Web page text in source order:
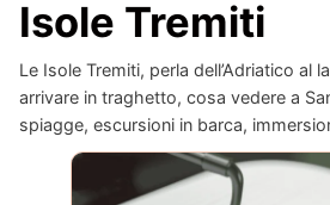
Isole Tremiti
Le Isole Tremiti, perla dell’Adriatico al
arrivare in traghetto, cosa vedere a
spiagge, escursioni in barca,